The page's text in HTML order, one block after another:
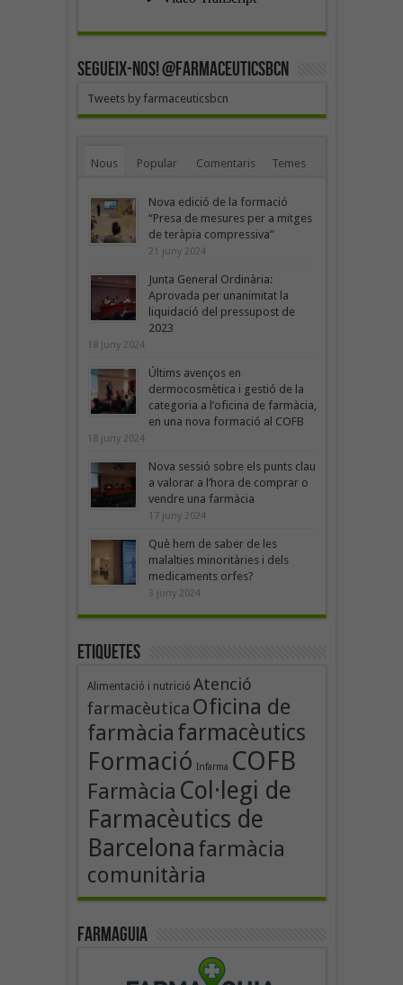
SEGUEIX-NOS! @farmaceuticsbcn
Tweets by farmaceuticsbcn
Nous Popular Comentaris Temes
Nova edició de la formació
“Presa de mesures per a mitges
de teràpia compressiva”
21 juny 2024
Junta General Ordinària:
Aprovada per unanimitat la
liquidació del pressupost de
2023
18 juny 2024
Últims avenços en
dermocosmètica i gestió de la
categoria a l’oficina de farmàcia,
en una nova formació al COFB
18 juny 2024
Nova sessió sobre els punts clau
a valorar a l’hora de comprar o
vendre una farmàcia
17 juny 2024
Què hem de saber de les
malalties minoritàries i dels
medicaments orfes?
3 juny 2024
Etiquetes
Alimentació i nutrició Atenció
farmacèutica Oficina de
farmàcia farmacèutics
Formació Infarma COFB
Farmàcia Col·legi de
Farmacèutics de
Barcelona farmàcia
comunitària
Farmaguia